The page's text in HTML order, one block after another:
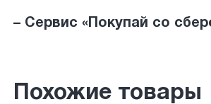
– Сервис «Покупай со
Похожие товары